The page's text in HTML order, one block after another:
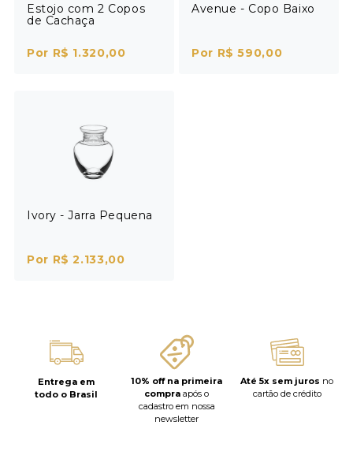
Estojo com 2 Copos
de Cachaça
Por R$ 1.320,00
Avenue - Copo Baixo
Por R$ 590,00
Ivory - Jarra Pequena
Por R$ 2.133,00
Entrega em
todo o Brasil
10% off na primeira
compra após o
cadastro em nossa
newsletter
Até 5x sem juros no
cartão de crédito